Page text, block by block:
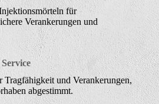
für
Verankerungen und
Tragfähigkeit und Verankerungen,
abgestimmt.